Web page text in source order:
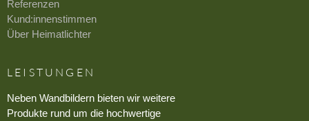
Referenzen
Kund:innenstimmen
Über Heimatlichter
LEISTUNGEN
Neben Wandbildern bieten wir weitere
Produkte rund um die hochwertige